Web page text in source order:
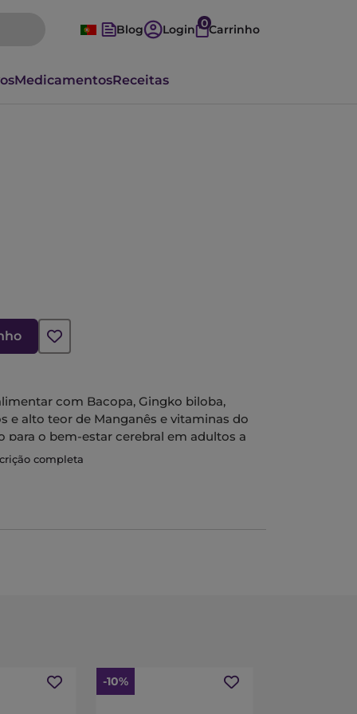
Blog Login 0Carrinho
MedicamentosReceitas
com Bacopa, Gingko biloba,
e alto teor de Manganês e vitaminas do
o bem-estar cerebral em adultos a
desempenho mental normal. Em
B12 contribuem para o normal
completa
-10%